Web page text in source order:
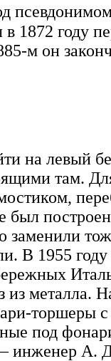
1872 году
м он
на левый
там.
был
заменили
В 1955
из металла.
торшеры
под
инженер А.